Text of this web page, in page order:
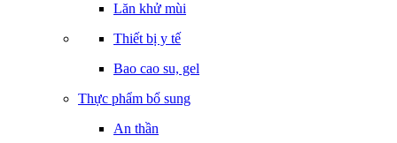
Lăn khử mùi
Thiết bị y tế
Bao cao su, gel
Thực phẩm bổ sung
An thần